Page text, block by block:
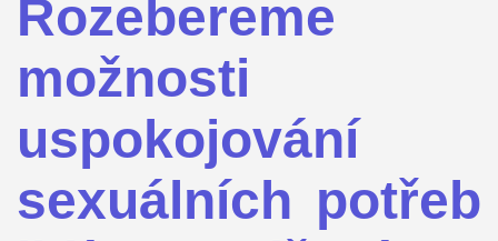
Rozebereme
možnosti
uspokojování
sexuálních potřeb